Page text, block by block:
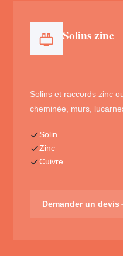
Solins zinc
Solins et raccords zinc
cheminée, murs,
Solin
Zinc
Cuivre
Demander un devis